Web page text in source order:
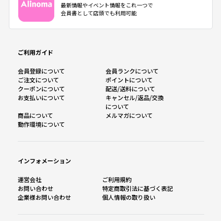
最新情報やイベント情報をこれ一つで
会員書として店頭でも利用可能
ご利用ガイド
会員登録について
会員ランクについて
ご注文について
ポイントについて
クーポンについて
配送/送料について
お支払いについて
キャンセル/返品/交換
について
商品について
メルマガについて
動作環境について
インフォメーション
運営会社
ご利用規約
お問い合わせ
特定商取引法に基づく表記
企業様お問い合わせ
個人情報の取り扱い